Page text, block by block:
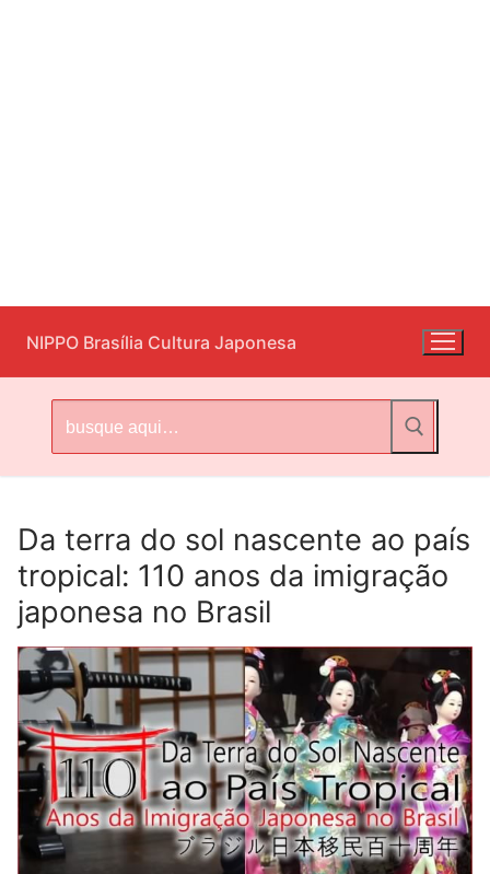
para
o
conteúdo
NIPPO Brasília Cultura Japonesa
por:
Da terra do sol nascente ao país
tropical: 110 anos da imigração
japonesa no Brasil